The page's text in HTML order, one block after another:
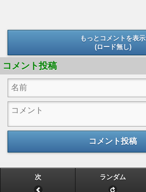
もっとコメントを表示
(ロード無し)
コメント投稿
コメント投稿
次 ランダム